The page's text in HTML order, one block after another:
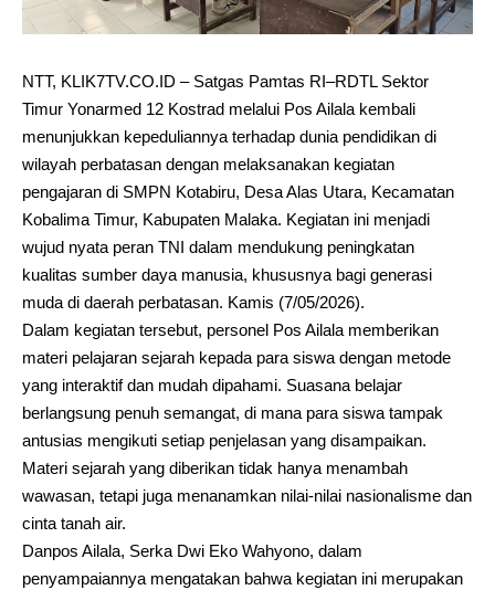
NTT, KLIK7TV.CO.ID – Satgas Pamtas RI–RDTL Sektor
Timur Yonarmed 12 Kostrad melalui Pos Ailala kembali
menunjukkan kepeduliannya terhadap dunia pendidikan di
wilayah perbatasan dengan melaksanakan kegiatan
pengajaran di SMPN Kotabiru, Desa Alas Utara, Kecamatan
Kobalima Timur, Kabupaten Malaka. Kegiatan ini menjadi
wujud nyata peran TNI dalam mendukung peningkatan
kualitas sumber daya manusia, khususnya bagi generasi
muda di daerah perbatasan. Kamis (7/05/2026).
Dalam kegiatan tersebut, personel Pos Ailala memberikan
materi pelajaran sejarah kepada para siswa dengan metode
yang interaktif dan mudah dipahami. Suasana belajar
berlangsung penuh semangat, di mana para siswa tampak
antusias mengikuti setiap penjelasan yang disampaikan.
Materi sejarah yang diberikan tidak hanya menambah
wawasan, tetapi juga menanamkan nilai-nilai nasionalisme dan
cinta tanah air.
Danpos Ailala, Serka Dwi Eko Wahyono, dalam
penyampaiannya mengatakan bahwa kegiatan ini merupakan